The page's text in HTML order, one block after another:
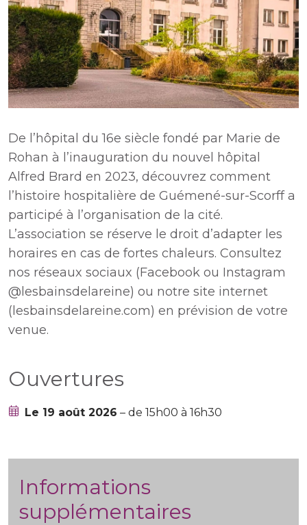
De l’hôpital du 16e siècle fondé par Marie de
Rohan à l’inauguration du nouvel hôpital
Alfred Brard en 2023, découvrez comment
l’histoire hospitalière de Guémené-sur-Scorff a
participé à l’organisation de la cité.
L’association se réserve le droit d’adapter les
horaires en cas de fortes chaleurs. Consultez
nos réseaux sociaux (Facebook ou Instagram
@lesbainsdelareine) ou notre site internet
(lesbainsdelareine.com) en prévision de votre
venue.
Ouvertures
Le 19 août 2026 – de 15h00 à 16h30
Informations
supplémentaires